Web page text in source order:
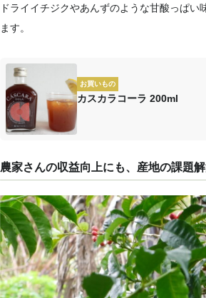
ドライイチジクやあんずのような甘酸っぱ
ます。
お買いもの
カスカラコーラ 200ml
農家さんの収益向上にも、産地の課題